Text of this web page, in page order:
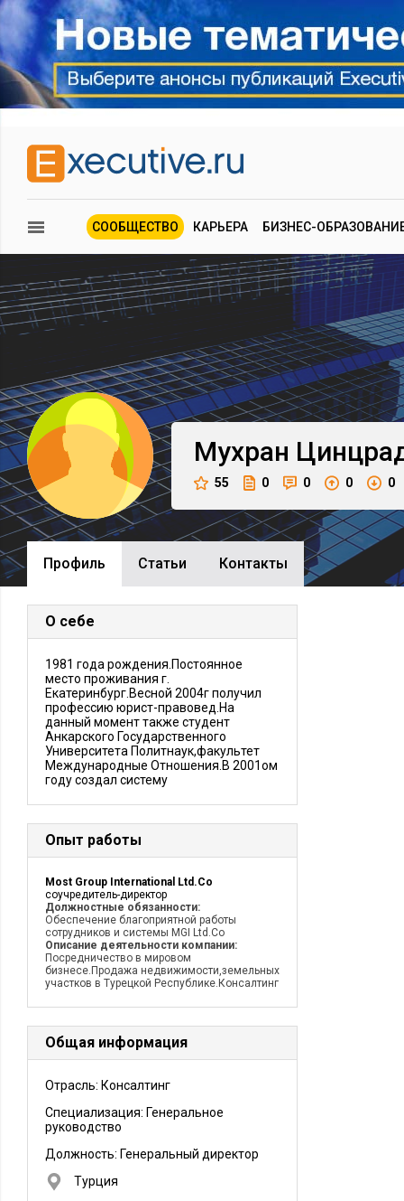
СООБЩЕСТВО КАРЬЕРА БИЗНЕС-
Мухран
55 0 0 0 0
Профиль Cтатьи Контакты
О себе
1981 года рождения.Постоянное
место проживания г.
Екатеринбург.Весной 2004г получил
профессию юрист-правовед.На
данный момент также студент
Анкарского Государственного
Университета Политнаук,факультет
Международные Отношения.В 2001ом
году создал систему
Опыт работы
Most Group International Ltd.Co
соучредитель-директор
Должностные обязанности:
Обеспечение благоприятной работы
сотрудников и системы MGI Ltd.Co
Описание деятельности компании:
Посредничество в мировом
бизнесе.Продажа недвижимости,земельных
участков в Турецкой Республике.Консалтинг
Общая информация
Отрасль: Консалтинг
Специализация: Генеральное
руководство
Должность: Генеральный директор
Турция